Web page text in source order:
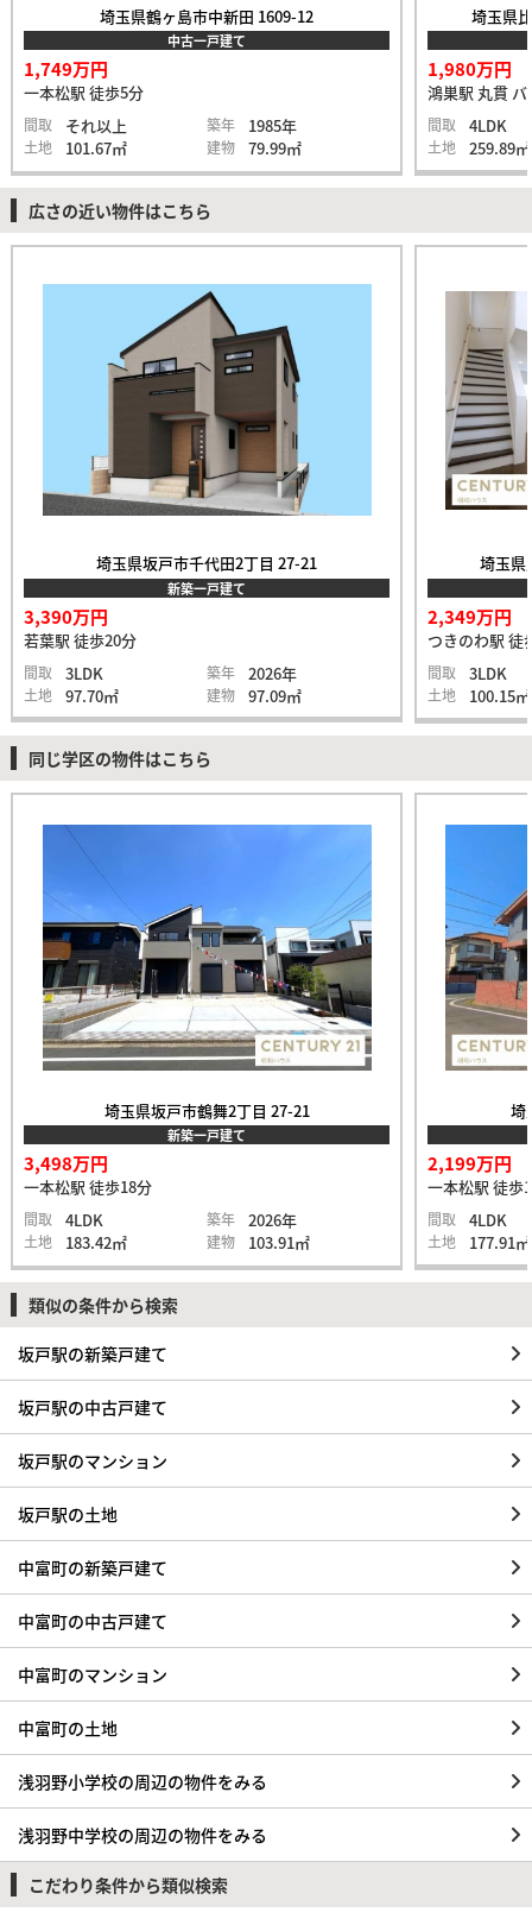
埼玉県鶴ヶ島市中新田 1609-12
中古一戸建て
1,749万円
一本松駅 徒歩5分
間取 それ以上 築年 1985年
土地 101.67㎡ 建物 79.99㎡
埼玉県
1,980万円
鴻巣駅 丸貫
間取 4LDK
土地 259.89㎡
広さの近い物件はこちら
埼玉県坂戸市千代田2丁目 27-21
新築一戸建て
3,390万円
若葉駅 徒歩20分
間取 3LDK 築年 2026年
土地 97.70㎡ 建物 97.09㎡
埼玉県
2,349万円
つきのわ駅 徒
間取 3LDK
土地 100.15㎡
同じ学区の物件はこちら
埼玉県坂戸市鶴舞2丁目 27-21
新築一戸建て
3,498万円
一本松駅 徒歩18分
間取 4LDK 築年 2026年
土地 183.42㎡ 建物 103.91㎡
埼
2,199万円
一本松駅 徒歩
間取 4LDK
土地 177.91㎡
類似の条件から検索
坂戸駅の新築戸建て
坂戸駅の中古戸建て
坂戸駅のマンション
坂戸駅の土地
中富町の新築戸建て
中富町の中古戸建て
中富町のマンション
中富町の土地
浅羽野小学校の周辺の物件をみる
浅羽野中学校の周辺の物件をみる
こだわり条件から類似検索